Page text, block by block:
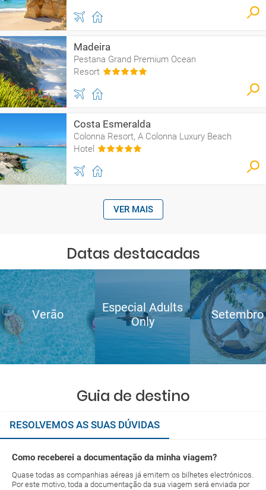
Madeira
Pestana Grand Premium Ocean
Resort
Costa Esmeralda
Colonna Resort, A Colonna Luxury Beach
Hotel
VER MAIS
Datas destacadas
Verão
Especial Adults
Only
Setembro
Guia de destino
RESOLVEMOS AS SUAS DÚVIDAS
Como receberei a documentação da minha viagem?
Quase todas as companhias aéreas já emitem os bilhetes electrónicos.
Por este motivo, toda a documentação da sua viagem será enviada por